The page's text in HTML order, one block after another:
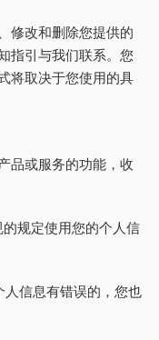
修改和删除您提供的
指引与我们联系。您
将取决于您使用的具
品或服务的功能，收
的规定使用您的个人信
人信息有错误的，您也